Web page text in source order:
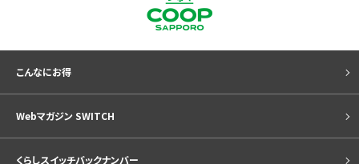
こんなにお得
Webマガジン SWITCH
くらしスイッチバックナンバー